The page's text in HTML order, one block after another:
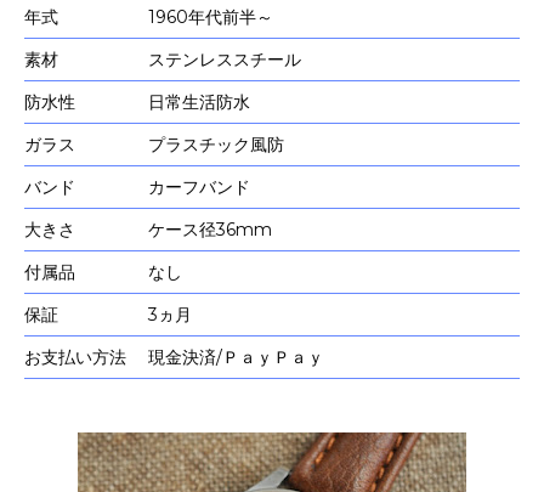
年式
1960年代前半～
素材
ステンレススチール
防水性
日常生活防水
ガラス
プラスチック風防
バンド
カーフバンド
大きさ
ケース径36mm
付属品
なし
保証
3ヵ月
お支払い方法
現金決済/ＰａｙＰａｙ